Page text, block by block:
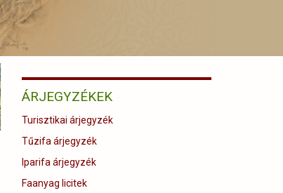
ÁRJEGYZÉKEK
Turisztikai árjegyzék
Tűzifa árjegyzék
Iparifa árjegyzék
Faanyag licitek